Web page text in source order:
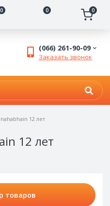
0 0 0
(066) 261-90-09
Заказать звонок
12 лет
12 лет
товаров